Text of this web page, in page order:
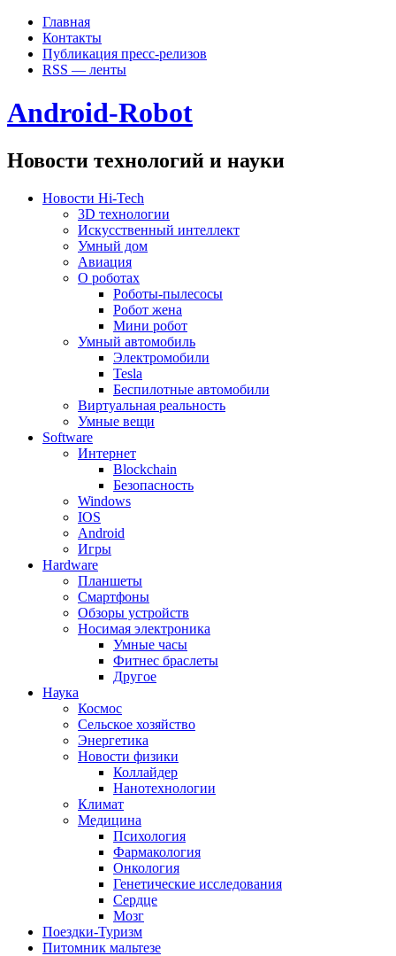
Главная
Контакты
Публикация пресс-релизов
RSS — ленты
Android-Robot
Новости технологий и науки
Новости Hi-Tech
3D технологии
Искусственный интеллект
Умный дом
Авиация
О роботах
Роботы-пылесосы
Робот жена
Мини робот
Умный автомобиль
Электромобили
Tesla
Беспилотные автомобили
Виртуальная реальность
Умные вещи
Software
Интернет
Blockchain
Безопасность
Windows
IOS
Android
Игры
Hardware
Планшеты
Смартфоны
Обзоры устройств
Носимая электроника
Умные часы
Фитнес браслеты
Другое
Наука
Космос
Сельское хозяйство
Энергетика
Новости физики
Коллайдер
Нанотехнологии
Климат
Медицина
Психология
Фармакология
Онкология
Генетические исследования
Сердце
Мозг
Поездки-Туризм
Питомник мальтезе